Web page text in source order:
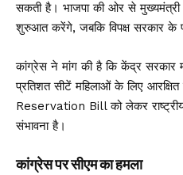
सकती है। भाजपा की ओर से मुख्यमंत्री
शुरुआत करेंगे, जबकि विपक्ष सरकार के
कांग्रेस ने मांग की है कि केंद्र सरकार
प्रतिशत सीटें महिलाओं के लिए
Reservation Billको लेकर
संभावना है।
कांग्रेस पर सीएम का हमला